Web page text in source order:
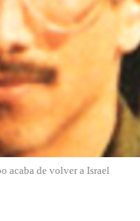
acaba de volver a Israel